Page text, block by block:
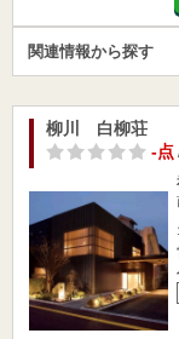
関連情報から探す
柳川 白柳荘
-点